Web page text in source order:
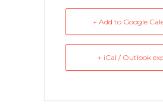
+ Add to Google
+ iCal / Outlook